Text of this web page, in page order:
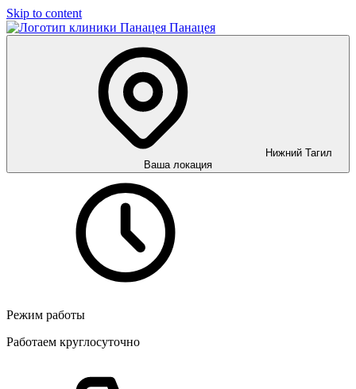
Skip to content
Панацея
Нижний Тагил
Ваша локация
Режим работы
Работаем круглосуточно